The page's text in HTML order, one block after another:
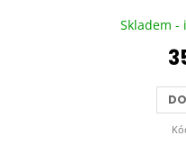
Skladem -